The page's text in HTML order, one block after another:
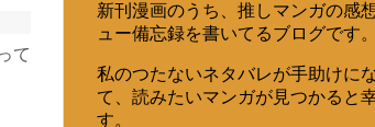
て
新刊漫画のうち、推しマンガの感
ュー備忘録を書いてるブログです。
私のつたないネタバレが手助けに
て、読みたいマンガが見つかると
す。